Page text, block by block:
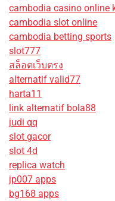
cambodia casino online
cambodia slot online
cambodia betting sports
slot777
สล็อตเว็บตรง
alternatif valid77
harta11
link alternatif bola88
judi qq
slot gacor
slot 4d
replica watch
jp007 apps
bg168 apps